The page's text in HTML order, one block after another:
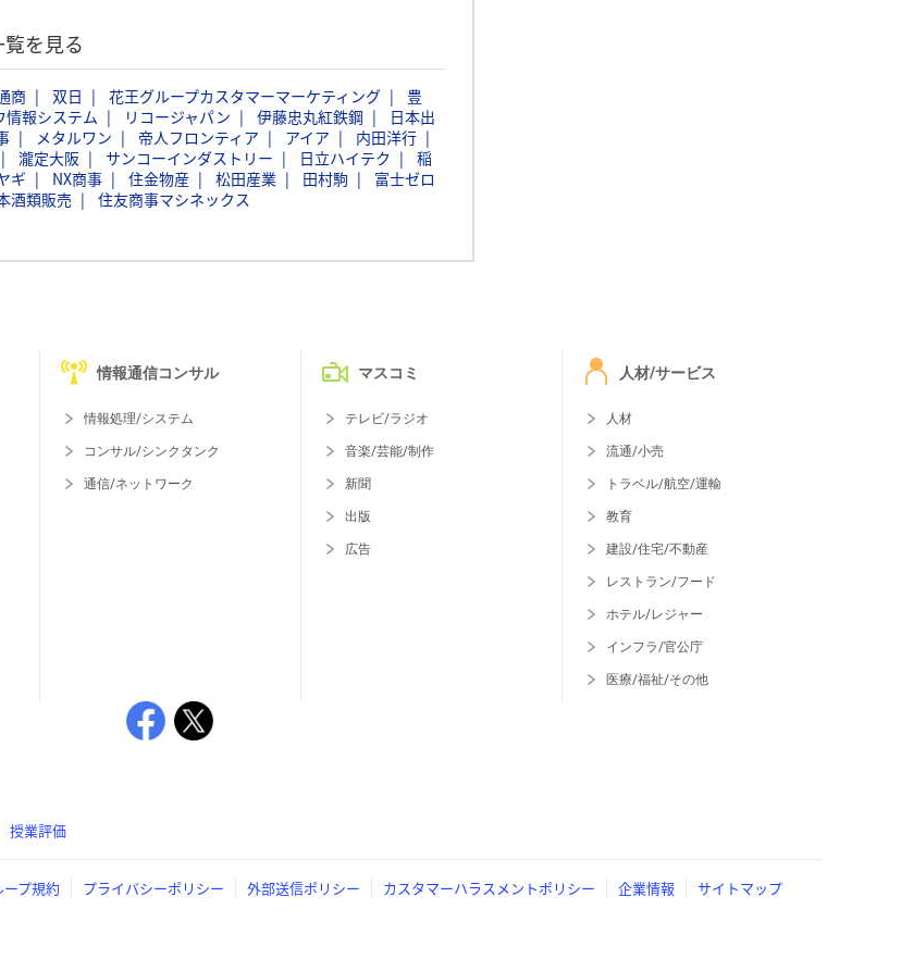
を見る
商 双日 花王グループカスタマーマーケティング
豊
情報システム リコージャパン 伊藤忠丸紅鉄鋼
日本出
メタルワン 帝人フロンティア アイア
内田洋行
瀧定大阪 サンコーインダストリー 日立ハイテク
稲
ギ NX商事 住金物産 松田産業 田村駒
富士ゼロ
酒類販売 住友商事マシネックス
情報通信コンサル
情報処理/システム
コンサル/シンクタンク
通信/ネットワーク
マスコミ
テレビ/ラジオ
音楽/芸能/制作
新聞
出版
広告
人材/サービス
人材
流通/小売
トラベル/航空/運輸
教育
建設/住宅/不動産
レストラン/フード
ホテル/レジャー
インフラ/官公庁
医療/福祉/その他
授業評価
ープ規約 プライバシーポリシー 外部送信ポリシー カスタマーハラスメントポリシー 企業情報 サイトマップ